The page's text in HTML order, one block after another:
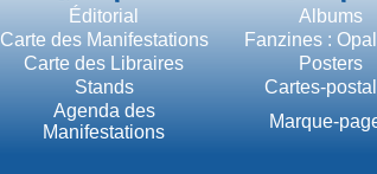
Éditorial Albums
Carte des Manifestations
Fanzines :
Carte des Libraires
Posters
Stands
Cartes-
Agenda des
Manifestations
Marque-